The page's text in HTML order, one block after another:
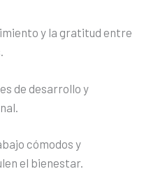
y la gratitud entre
de desarrollo y
cómodos y
el bienestar.